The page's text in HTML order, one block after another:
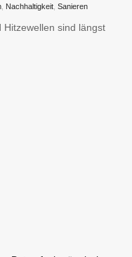
, Nachhaltigkeit, Sanieren
sind längst